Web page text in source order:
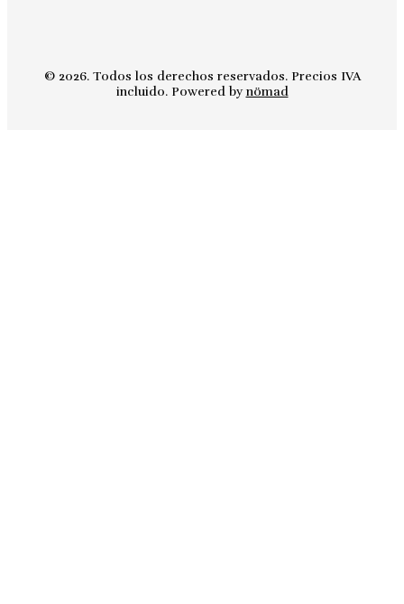
© 2026. Todos los derechos reservados. Precios IVA
incluido. Powered bynömad